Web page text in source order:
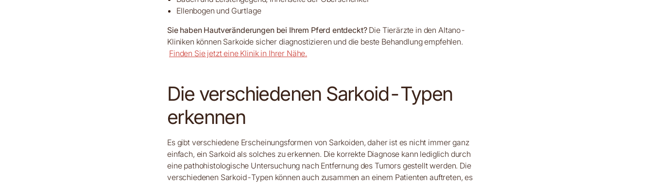
Ellenbogen und Gurtlage
Sie haben Hautveränderungen bei Ihrem Pferd entdeckt?Die Tierärzte in den Altano-
Kliniken können Sarkoide sicher diagnostizieren und die beste Behandlung empfehlen.
Finden Sie jetzt eine Klinik in Ihrer Nähe.
Die verschiedenen Sarkoid-Typen
erkennen
Es gibt verschiedene Erscheinungsformen von Sarkoiden, daher ist es nicht immer ganz
einfach, ein Sarkoid als solches zu erkennen. Die korrekte Diagnose kann lediglich durch
eine pathohistologische Untersuchung nach Entfernung des Tumors gestellt werden. Die
verschiedenen Sarkoid-Typen können auch zusammen an einem Patienten auftreten, es